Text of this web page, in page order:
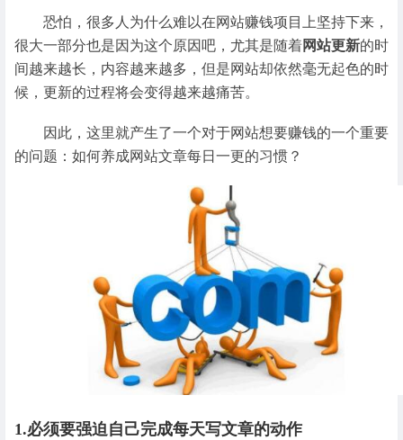
恐怕，很多人为什么难以在网站赚钱项目上坚持下来，
很大一部分也是因为这个原因吧，尤其是随着网站更新的时
间越来越长，内容越来越多，但是网站却依然毫无起色的时
候，更新的过程将会变得越来越痛苦。
因此，这里就产生了一个对于网站想要赚钱的一个重要
的问题：如何养成网站文章每日一更的习惯？
1.必须要强迫自己完成每天写文章的动作